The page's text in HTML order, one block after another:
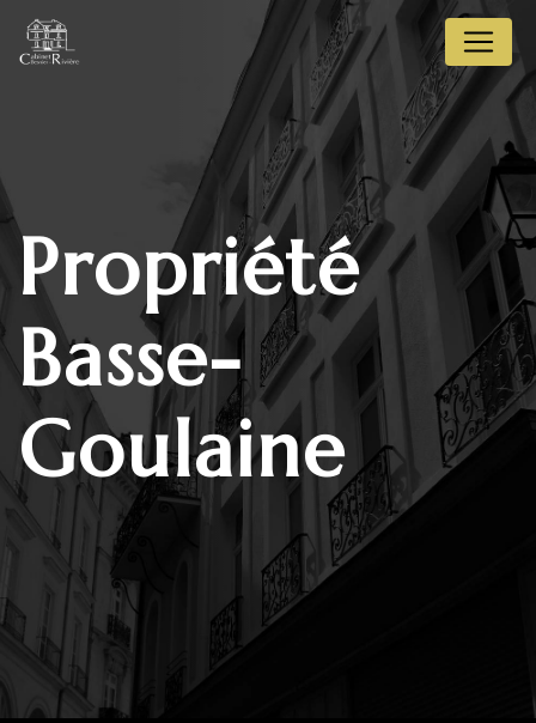
propriété
Basse-
Goulaine
Panneau de gestion des cookies